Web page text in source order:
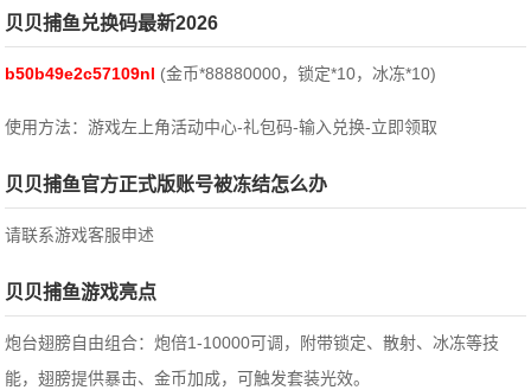
贝贝捕鱼兑换码最新2026
b50b49e2c57109nl (金币*88880000，锁定*10，冰冻*10)
使用方法：游戏左上角活动中心-礼包码-输入兑换-立即领取
贝贝捕鱼官方正式版账号被冻结怎么办
请联系游戏客服申述
贝贝捕鱼游戏亮点
炮台翅膀自由组合：炮倍1-10000可调，附带锁定、散射、冰冻等技
能，翅膀提供暴击、金币加成，可触发套装光效。